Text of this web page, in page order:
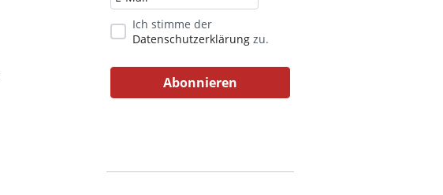
Ich stimme der
Datenschutzerklärung zu.